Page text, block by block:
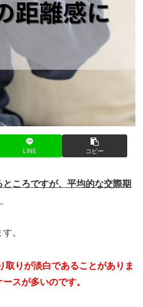
LINE コピー
ころですが、平均的な交際期
。
りが淡白であることがありま
スが多いのです。